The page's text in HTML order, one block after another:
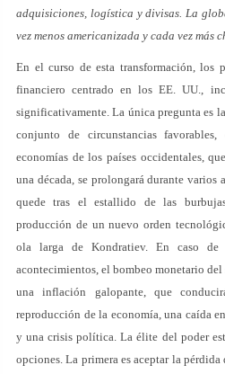
adquisiciones, logística y divisas. La
vez menos americanizada y cada vez más
En el curso de esta transformación, los
financiero centrado en los EE. UU.,
significativamente. La única pregunta es
conjunto de circunstancias
economías de los países occidentales,
una década, se prolongará durante varios
quede tras el estallido de las
producción de un nuevo orden
ola larga de Kondratiev. En caso de
acontecimientos, el bombeo monetario
una inflación galopante, que
reproducción de la economía, una caída
y una crisis política. La élite del poder
opciones. La primera es aceptar la